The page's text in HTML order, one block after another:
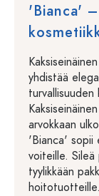
'Bianca'
yhdistää
arvokkaan
'Bianca' sopii
voiteille.
tyylikkään
hoitotuotteille.